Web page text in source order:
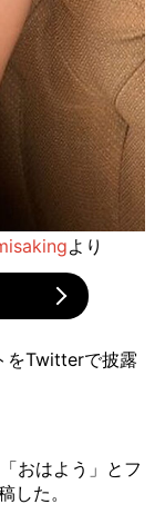
より
をTwitterで披露
おはよう」とフ
した。